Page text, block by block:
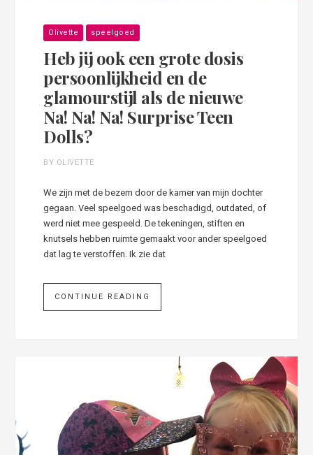
Olivette speelgoed
Heb jij ook een grote dosis
persoonlijkheid en de
glamourstijl als de nieuwe
Na! Na! Na! Surprise Teen
Dolls?
BY OLIVETTE
We zijn met de bezem door de kamer van mijn dochter
gegaan. Veel speelgoed was beschadigd, outdated, of
werd niet mee gespeeld. De tekeningen, stiften en
knutsels hebben ruimte gemaakt voor ander speelgoed
dat lag te verstoffen. Ik zie dat
CONTINUE READING